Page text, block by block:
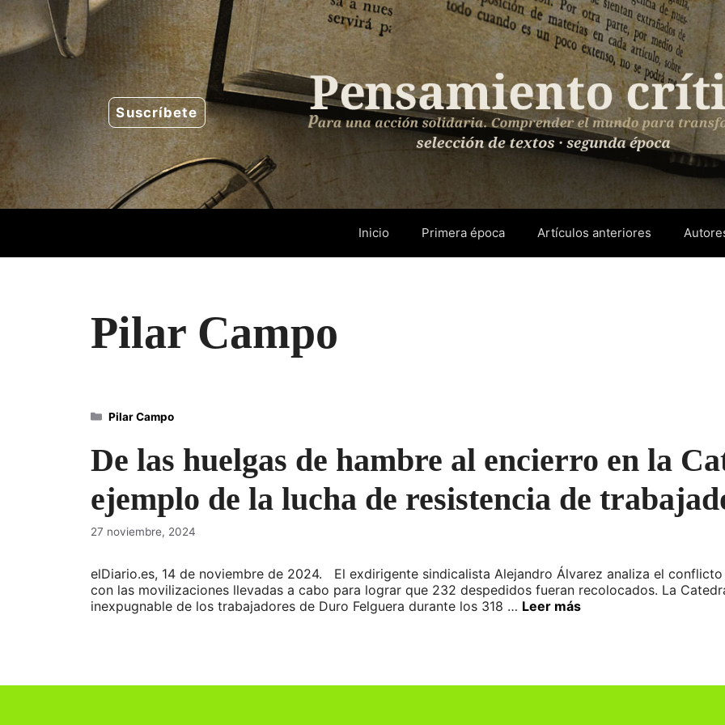
Saltar
al
contenido
Suscríbete
Inicio Primera época Artículos anteriores
Pilar Campo
De las huelgas de hambre al encierro en la
ejemplo de la lucha de resistencia de
27 noviembre, 2024
elDiario.es, 14 de noviembre de 2024. El exdirigente sindicalista Alejandro Álvarez analiza el
con las movilizaciones llevadas a cabo para lograr que 232 despedidos fueran recolocados. La
inexpugnable de los trabajadores de Duro Felguera durante los 318 … Leer más
Categorías
Pilar Campo